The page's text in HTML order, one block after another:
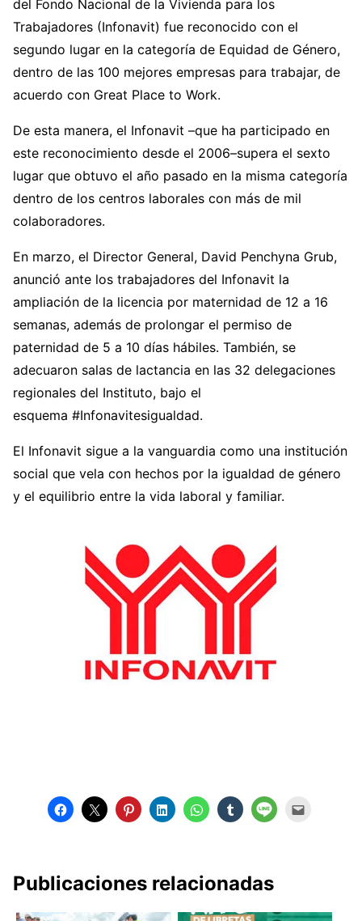
del Fondo Nacional de la Vivienda para los
Trabajadores (Infonavit) fue reconocido con el
segundo lugar en la categoría de Equidad de Género,
dentro de las 100 mejores empresas para trabajar, de
acuerdo con Great Place to Work.
De esta manera, el Infonavit –que ha participado en
este reconocimiento desde el 2006–supera el sexto
lugar que obtuvo el año pasado en la misma categoría
dentro de los centros laborales con más de mil
colaboradores.
En marzo, el Director General, David Penchyna Grub,
anunció ante los trabajadores del Infonavit la
ampliación de la licencia por maternidad de 12 a 16
semanas, además de prolongar el permiso de
paternidad de 5 a 10 días hábiles. También, se
adecuaron salas de lactancia en las 32 delegaciones
regionales del Instituto, bajo el
esquema #Infonavitesigualdad.
El Infonavit sigue a la vanguardia como una institución
social que vela con hechos por la igualdad de género
y el equilibrio entre la vida laboral y familiar.
Publicaciones relacionadas